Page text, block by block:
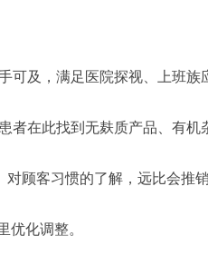
及，满足医院探视、上班族
在此找到无麸质产品、有机
顾客习惯的了解，远比会推
化调整。